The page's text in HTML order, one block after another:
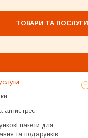
ТОВАРИ ТА ПОСЛУГИ
антистрес
пакети для
та подарунків